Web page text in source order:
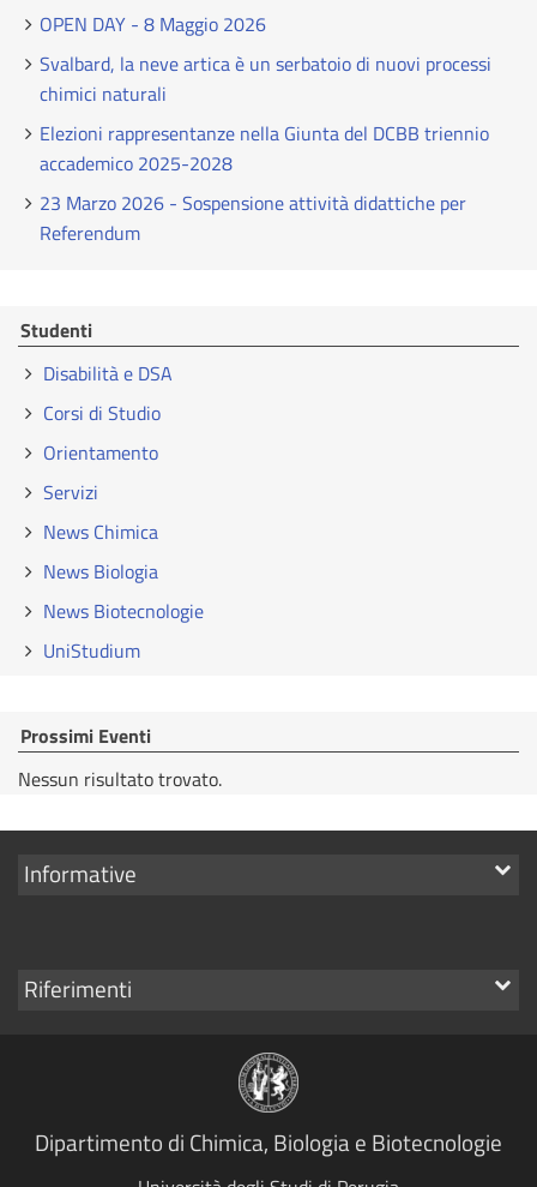
OPEN DAY - 8 Maggio 2026
Svalbard, la neve artica è un serbatoio di nuovi processi
chimici naturali
Elezioni rappresentanze nella Giunta del DCBB triennio
accademico 2025-2028
23 Marzo 2026 - Sospensione attività didattiche per
Referendum
Studenti
Disabilità e DSA
Corsi di Studio
Orientamento
Servizi
News Chimica
News Biologia
News Biotecnologie
UniStudium
Prossimi Eventi
Nessun risultato trovato.
Mostra
Informative
Mostra
Riferimenti
Dipartimento di Chimica, Biologia e Biotecnologie